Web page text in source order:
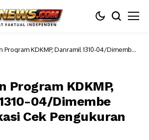
Program KDKMP, Danramil 1310-04/Dimembe
Program KDKMP,
04/Dimembe
Cek Pengukuran